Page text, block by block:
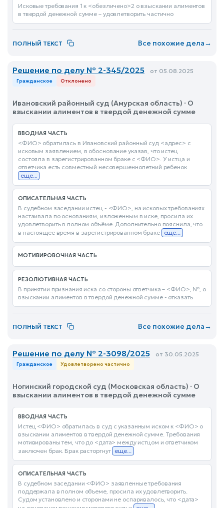
Исковые требования 1 к <обезличено>2 о взыскании алиментов
в твердой денежной сумме – удовлетворить частично
ПОЛНЫЙ ТЕКСТ Все похожие дела→
Решение по делу № 2-345/2025 от 05.08.2025
Гражданское Отклонено
Ивановский районный суд (Амурская область) · О
взыскании алиментов в твердой денежной сумме
ВВОДНАЯ ЧАСТЬ
<ФИО> обратилась в Ивановский районный суд <адрес> с
исковым заявлением, в обоснование указав, что истец
состояла в зарегистрированном браке с <ФИО>. У истца и
ответчика есть совместный несовершеннолетний ребенок
еще...
ОПИСАТЕЛЬНАЯ ЧАСТЬ
В судебном заседании истец - <ФИО>, на исковых требованиях
настаивала по основаниям, изложенным в иске, просила их
удовлетворить в полном объёме. Дополнительно пояснила, что
в настоящее время в зарегистрированном браке еще...
МОТИВИРОВОЧНАЯ ЧАСТЬ
РЕЗОЛЮТИВНАЯ ЧАСТЬ
В принятии признания иска со стороны ответчика – <ФИО>, №, о
взыскании алиментов в твердой денежной сумме - отказать
ПОЛНЫЙ ТЕКСТ Все похожие дела→
Решение по делу № 2-3098/2025 от 30.05.2025
Гражданское Удовлетворено частично
Ногинский городской суд (Московская область) · О
взыскании алиментов в твердой денежной сумме
ВВОДНАЯ ЧАСТЬ
Истец <ФИО> обратилась в суд с указанным иском к <ФИО> о
взыскании алиментов в твердой денежной сумме. Требования
мотивированы тем, что до <дата> между истцом и ответчиком
заключен брак. Брак расторгнут еще...
ОПИСАТЕЛЬНАЯ ЧАСТЬ
В судебном заседании <ФИО> заявленные требования
поддержала в полном объеме, просила их удовлетворить.
Судом установлено и сторонами не оспаривалось, что <дата>